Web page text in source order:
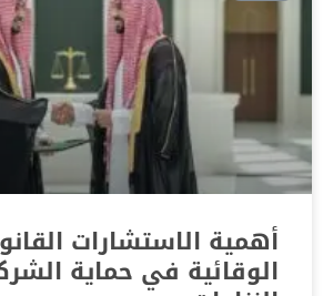
أهمية الاستشارات
الوقائية في حماية